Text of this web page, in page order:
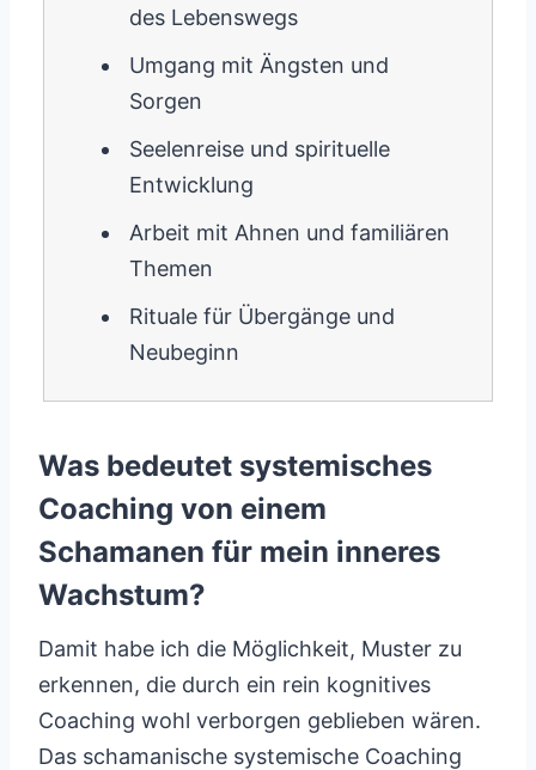
des Lebenswegs
Umgang mit Ängsten und
Sorgen
Seelenreise und spirituelle
Entwicklung
Arbeit mit Ahnen und familiären
Themen
Rituale für Übergänge und
Neubeginn
Was bedeutet systemisches
Coaching von einem
Schamanen für mein inneres
Wachstum?
Damit habe ich die Möglichkeit, Muster zu
erkennen, die durch ein rein kognitives
Coaching wohl verborgen geblieben wären.
Das schamanische systemische Coaching